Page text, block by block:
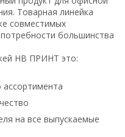
Товарная линейка
совместимых
большинства
НВ ПРИНТ это:
на все выпускаемые